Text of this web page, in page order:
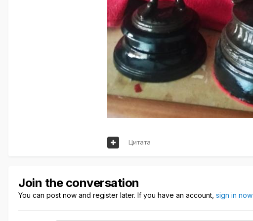
Цитата
Join the conversation
You can post now and register later. If you have an account, sign in now